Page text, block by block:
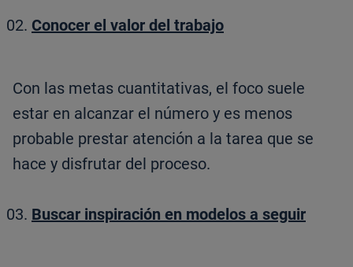
Conocer el valor del trabajo
Con las metas cuantitativas, el foco suele
estar en alcanzar el número y es menos
probable prestar atención a la tarea que se
hace y disfrutar del proceso.
Buscar inspiración en modelos a seguir